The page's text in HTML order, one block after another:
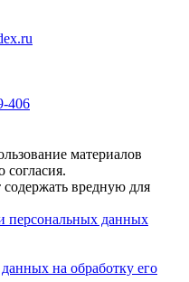
406
материалов
согласия.
вредную для
персональных данных
на обработку его